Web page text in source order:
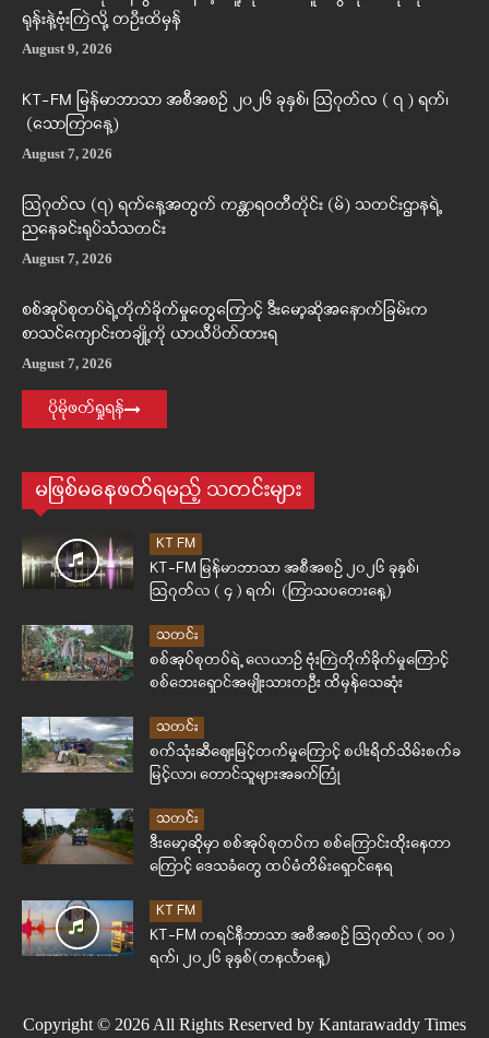
ရုန်းနဲ့ဗုံးကြဲလို့ တဦးထိမှန်
August 9, 2026
KT-FM မြန်မာဘာသာ အစီအစဉ် ၂၀၂၆ ခုနှစ်၊ ဩဂုတ်လ ( ၇ ) ရက်၊
(သောကြာနေ့)
August 7, 2026
ဩဂုတ်လ (၇) ရက်နေ့အတွက် ကန္တာရဝတီတိုင်း (မ်) သတင်းဌာနရဲ့
ညနေခင်းရုပ်သံသတင်း
August 7, 2026
စစ်အုပ်စုတပ်ရဲ့တိုက်ခိုက်မှုတွေကြောင့် ဒီးမော့ဆိုအနောက်ခြမ်းက
စာသင်ကျောင်းတချို့ကို ယာယီပိတ်ထားရ
August 7, 2026
ပိုမိုဖတ်ရှုရန်
မဖြစ်မနေဖတ်ရမည့် သတင်းများ
KT FM
KT-FM မြန်မာဘာသာ အစီအစဉ် ၂၀၂၆ ခုနှစ်၊
ဩဂုတ်လ ( ၄ ) ရက်၊ (ကြာသပတေးနေ့)
သတင်း
စစ်အုပ်စုတပ်ရဲ့ လေယာဉ် ဗုံးကြဲတိုက်ခိုက်မှုကြောင့်
စစ်ဘေးရှောင်အမျိုးသားတဦး ထိမှန်သေဆုံး
သတင်း
စက်သုံးဆီဈေးမြင့်တက်မှုကြောင့် စပါးရိတ်သိမ်းစက်ခ
မြင့်လာ၊ တောင်သူများအခက်ကြုံ
သတင်း
ဒီးမော့ဆိုမှာ စစ်အုပ်စုတပ်က စစ်ကြောင်းထိုးနေတာ
ကြောင့် ဒေသခံတွေ ထပ်မံတိမ်းရှောင်နေရ
KT FM
KT-FM ကရင်နီဘာသာ အစီအစဉ် ဩဂုတ်လ ( ၁၀ )
ရက်၊ ၂၀၂၆ ခုနှစ်(တနင်္လာနေ့)
Copyright © 2026 All Rights Reserved by Kantarawaddy Times